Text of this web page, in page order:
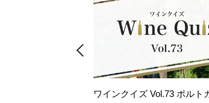
ワインクイズ Vol.73 ポル